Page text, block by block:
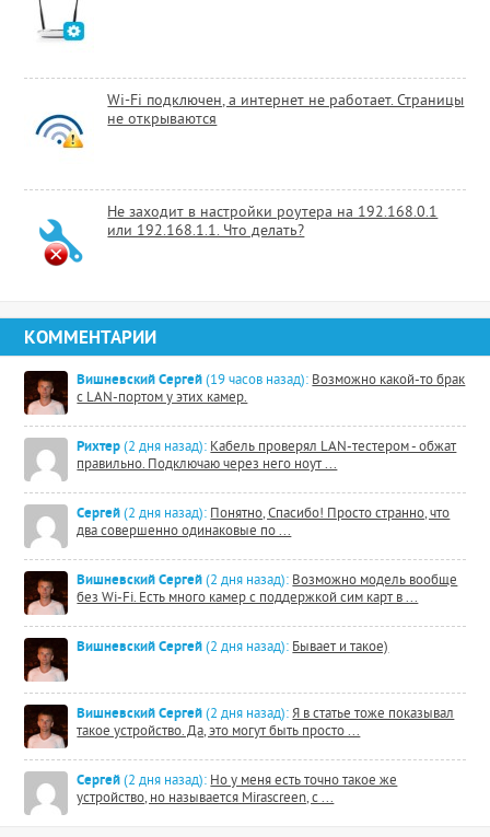
Wi-Fi подключен, а интернет не работает. Страницы
не открываются
Не заходит в настройки роутера на 192.168.0.1
или 192.168.1.1. Что делать?
КОММЕНТАРИИ
Вишневский Сергей (19 часов назад): Возможно какой-то брак
с LAN-портом у этих камер.
Рихтер (2 дня назад): Кабель проверял LAN-тестером - обжат
правильно. Подключаю через него ноут ...
Сергей (2 дня назад): Понятно, Спасибо! Просто странно, что
два совершенно одинаковые по ...
Вишневский Сергей (2 дня назад): Возможно модель вообще
без Wi-Fi. Есть много камер с поддержкой сим карт в ...
Вишневский Сергей (2 дня назад): Бывает и такое)
Вишневский Сергей (2 дня назад): Я в статье тоже показывал
такое устройство. Да, это могут быть просто ...
Сергей (2 дня назад): Но у меня есть точно такое же
устройство, но называется Mirascreen, с ...